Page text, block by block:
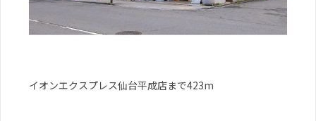
イオンエクスプレス仙台平成店まで423m